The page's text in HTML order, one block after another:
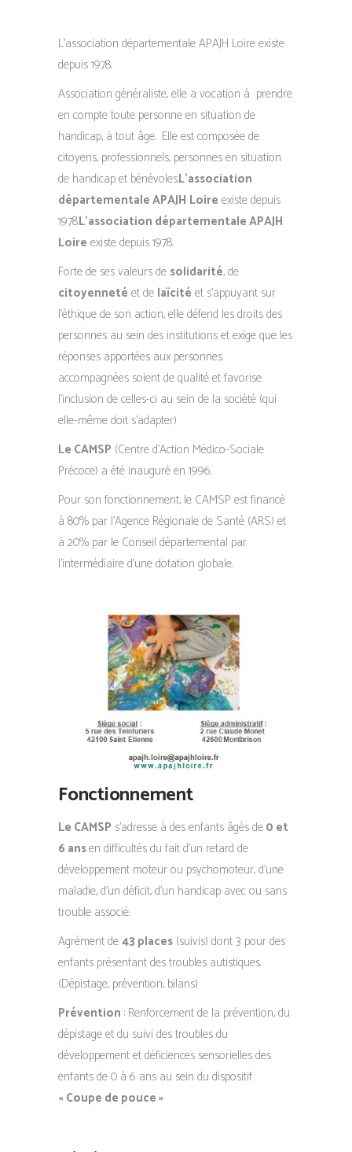
L’association départementale APAJH Loire existe
depuis 1978.
Association généraliste, elle a vocation à prendre
en compte toute personne en situation de
handicap, à tout âge. Elle est composée de
citoyens, professionnels, personnes en situation
de handicap et bénévoles.L’association
départementale APAJH Loire existe depuis
1978.L’association départementale APAJH
Loire existe depuis 1978.
Forte de ses valeurs de solidarité, de
citoyenneté et de laïcité et s’appuyant sur
l’éthique de son action, elle défend les droits des
personnes au sein des institutions et exige que les
réponses apportées aux personnes
accompagnées soient de qualité et favorise
l’inclusion de celles-ci au sein de la société (qui
elle-même doit s’adapter)
Le CAMSP (Centre d’Action Médico-Sociale
Précoce) a été inauguré en 1996.
Pour son fonctionnement, le CAMSP est financé
à 80% par l’Agence Régionale de Santé (ARS) et
à 20% par le Conseil départemental par
l’intermédiaire d’une dotation globale.
Fonctionnement
Le CAMSP s’adresse à des enfants âgés de0 et
6 ansen difficultés du fait d’un retard de
développement moteur ou psychomoteur, d’une
maladie, d’un déficit, d’un handicap avec ou sans
trouble associé.
Agrément de43 places (suivis) dont 3 pour des
enfants présentant des troubles autistiques.
(Dépistage, prévention, bilans)
Prévention : Renforcement de la prévention, du
dépistage et du suivi des troubles du
développement et déficiences sensorielles des
enfants de 0 à 6 ans au sein du dispositif
« Coupe de pouce »